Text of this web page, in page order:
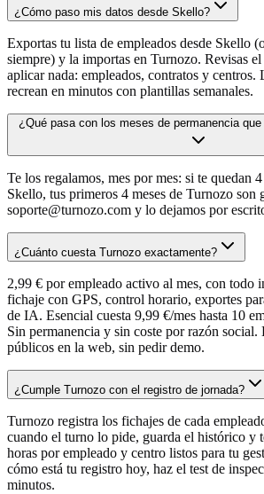
¿Cómo paso mis datos desde Skello?
Exportas tu lista de empleados desde Skello
siempre) y la importas en Turnozo. Revisas
aplicar nada: empleados, contratos y centros.
recrean en minutos con plantillas semanales.
¿Qué pasa con los meses de permanencia
Te los regalamos, mes por mes: si te quedan
Skello, tus primeros 4 meses de Turnozo son
soporte@turnozo.com y lo dejamos por
¿Cuánto cuesta Turnozo exactamente?
2,99 € por empleado activo al mes, con todo
fichaje con GPS, control horario, exportes
de IA. Esencial cuesta 9,99 €/mes hasta 10
Sin permanencia y sin coste por razón social.
públicos en la web, sin pedir demo.
¿Cumple Turnozo con el registro de jornada?
Turnozo registra los fichajes de cada
cuando el turno lo pide, guarda el histórico y
horas por empleado y centro listos para tu
cómo está tu registro hoy, haz el test de
minutos.